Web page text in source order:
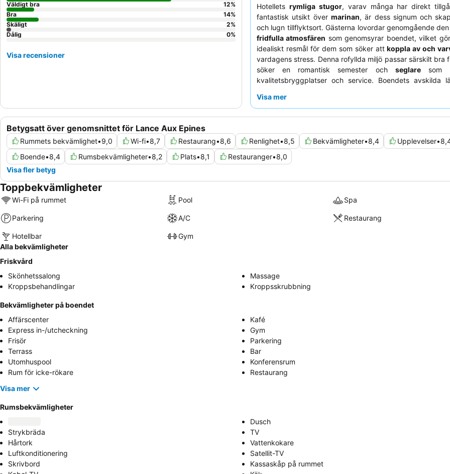
Hotellets rymliga stugor, varav många har direkt
fantastisk utsikt över marinan, är dess signum och
och lugn tillflyktsort. Gästerna lovordar genomgående den
fridfulla atmosfären som genomsyrar boendet, vilket
idealiskt resmål för dem som söker attkoppla av och
vardagens stress. Denna rofyllda miljö passar särskilt bra
söker en romantisk semester och seglaresom
kvalitetsbryggplatser och service. Boendets avskilda
förbättra din upplevelse rekommenderas det starkt att
särskilt poolen, är i drift vid ankomsten för att
förväntningarna och undvika besvikelse.
Visa mer
Betygsatt över genomsnittet för Lance Aux Epines
Rummets bekvämlighet•9,0 Wi-fi•8,7 Restaurang•8,6 Renlighet•8,5 Bekvämligheter•8,4 Upplevelser•
Boende•8,4 Rumsbekvämligheter•8,2 Plats•8,1 Restauranger•8,0
Visa fler betyg
Väldigt bra
12%
Bra
14%
Skäligt
2%
Dålig
0%
Visa recensioner
Toppbekvämligheter
Wi-Fi på rummet Pool Spa
Parkering A/C Restaurang
Hotellbar
Gym
Alla bekvämligheter
Friskvård
Skönhetssalong
Massage
Kroppsbehandlingar
Kroppsskrubbning
Bekvämligheter på boendet
Affärscenter
Kafé
Express in-/utcheckning
Gym
Frisör
Parkering
Terrass
Bar
Utomhuspool
Konferensrum
Rum för icke-rökare
Restaurang
Visa mer
Rumsbekvämligheter
Dusch
Strykbräda
TV
Hårtork
Vattenkokare
Luftkonditionering
Satellit-TV
Skrivbord
Kassaskåp på rummet